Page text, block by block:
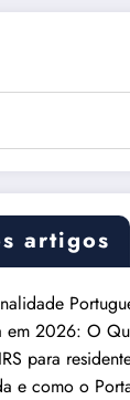
artigos
em 2026: O
para
e como o